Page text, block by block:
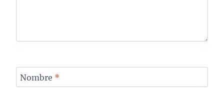
Nombre *